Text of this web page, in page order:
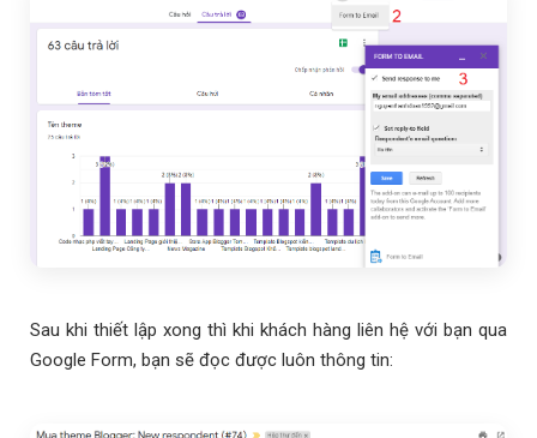
Sau khi thiết lập xong thì khi khách hàng liên hệ với bạn qua
Google Form, bạn sẽ đọc được luôn thông tin: